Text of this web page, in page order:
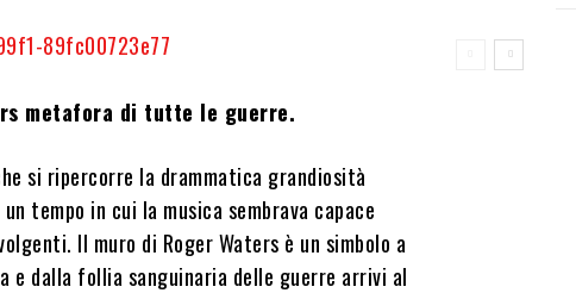
metafora di tutte le guerre.
si ripercorre la drammatica grandiosità
tempo in cui la musica sembrava capace
Il muro di Roger Waters è un simbolo a
e dalla follia sanguinaria delle guerre arrivi al